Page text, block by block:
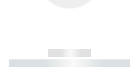
------------
----------- ----------- ----------